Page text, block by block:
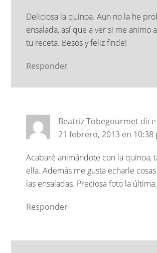
Deliciosa la quinoa. Aun no la he
ensalada, así que a ver si me animo
tu receta. Besos y feliz finde!
Responder
Beatriz Tobegourmet dice
21 febrero, 2013 en 10:38
Acabaré animándote con la quinoa,
ella. Además me gusta echarle
las ensaladas. Preciosa foto la
Responder